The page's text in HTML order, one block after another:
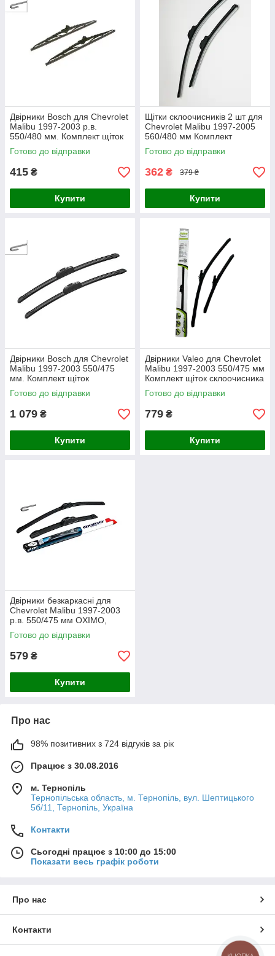
Двірники Bosch для Chevrolet
Malibu 1997-2003 р.в.
550/480 мм. Комплект щіток
склоочисника каркасні 2 шт.
Готово до відправки
415 ₴
Купити
Щітки склоочисників 2 шт для
Chevrolet Malibu 1997-2005
560/480 мм Комплект
безкаркасних двірників Lavita
(кріплення гачок)
Готово до відправки
362 ₴ 379 ₴
Купити
Двірники Bosch для Chevrolet
Malibu 1997-2003 550/475
мм. Комплект щіток
склоочисника Aerotwin
безкаркасних
Готово до відправки
1 079 ₴
Купити
Двірники Valeo для Chevrolet
Malibu 1997-2003 550/475 мм
Комплект щіток склоочисника
безкаркасних 2 шт.
Готово до відправки
779 ₴
Купити
Двірники безкаркасні для
Chevrolet Malibu 1997-2003
р.в. 550/475 мм OXIMO,
комплект склоочисників (2
шт)
Готово до відправки
579 ₴
Купити
Про нас
98% позитивних з 724 відгуків за рік
Працює з 30.08.2016
м. Тернопіль
Тернопільська область, м. Тернопіль, вул. Шептицького
5б/11, Тернопіль, Україна
Контакти
Сьогодні працює з 10:00 до 15:00
Показати весь графік роботи
Про нас
Контакти